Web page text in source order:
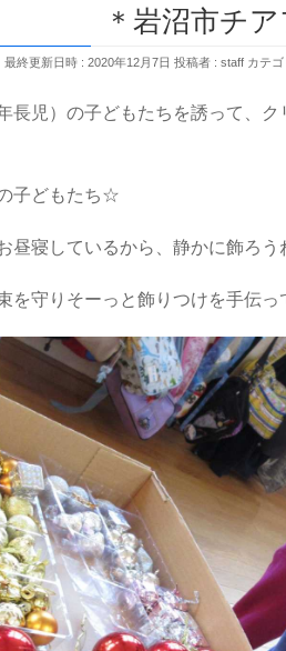
＊岩沼市チアフ
最終更新日時 : 2020年12月7日 投稿者 : staff カテゴ
長児）の子どもたちを誘って、
子どもたち☆
昼寝しているから、静かに飾ろう
を守りそーっと飾りつけを手伝